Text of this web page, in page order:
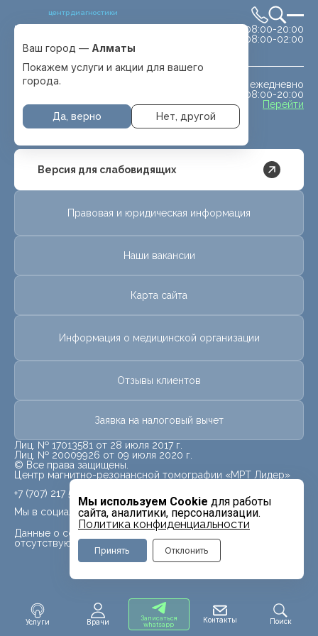
центр диагностики
Выбрать город
с. Отеген батыра
сб-вс 08:00-20:00
08:00-02:00
ежедневно
08:00-20:00
Перейти
Ваш город — Алматы
Покажем услуги и акции для вашего
города.
Да, верно Нет, другой
Услуги Врачи
Записаться
whatsapp
Контакты Поиск
Мы используем Cookie для работы
сайта, аналитики, персонализации.
Политика конфиденциальности
Принять Отклонить
Версия для слабовидящих
Правовая и юридическая информация
Наши вакансии
Карта сайта
Информация о медицинской организации
Отзывы клиентов
Заявка на налоговый вычет
Лиц. № 17013581 от 28 июля 2017 г.
Лиц. № 20009926 от 09 июля 2020 г.
© Все права защищены.
Центр магнитно-резонансной томографии «МРТ Лидер»
Мы в социальных сетях
Данные о социальных сетях для данного филиала
отсутствуют
+7 (707) 217 5840